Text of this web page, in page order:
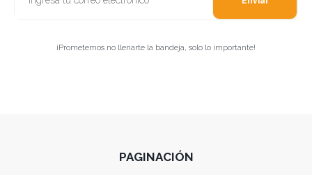
¡Prometemos no llenarte la bandeja, solo lo importante!
PAGINACIÓN